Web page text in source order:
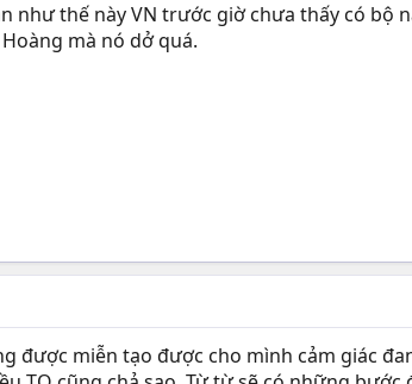
như thế này VN trước giờ chưa thấy có bộ
mà nó dở quá.
được miễn tạo được cho mình cảm giác